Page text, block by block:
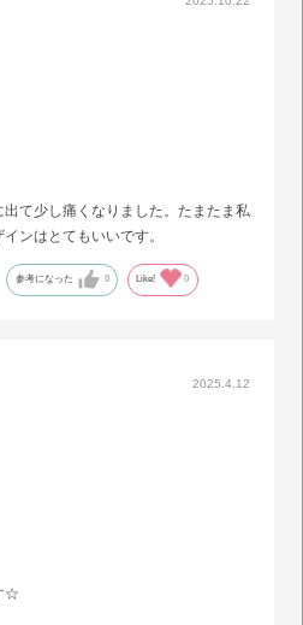
て少し痛くなりました。たまたま私
ンはとてもいいです。
参考になった 0 Like! 0
2025.4.12
☆